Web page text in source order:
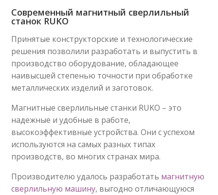
Современный магнитный сверлильный
станок RUKO
Принятые конструкторские и технологические
решения позволили разработать и выпустить в
производство оборудование, обладающее
наивысшей степенью точности при обработке
металлических изделий и заготовок.
Магнитные сверлильные станки RUKO – это
надежные и удобные в работе,
высокоэффективные устройства. Они с успехом
используются на самых разных типах
производств, во многих странах мира.
Производителю удалось разработать магнитную
сверлильную машину, выгодно отличающуюся